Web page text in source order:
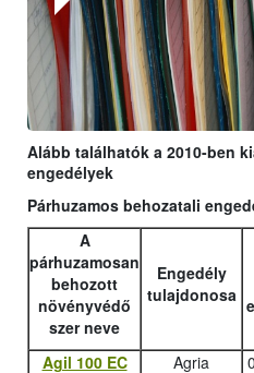
Alább találhatók a 2010-ben
engedélyek
Párhuzamos behozatali
A
párhuzamosan
behozott
növényvédő
szer neve
Engedély
tulajdonosa
Agil 100 EC
Agria